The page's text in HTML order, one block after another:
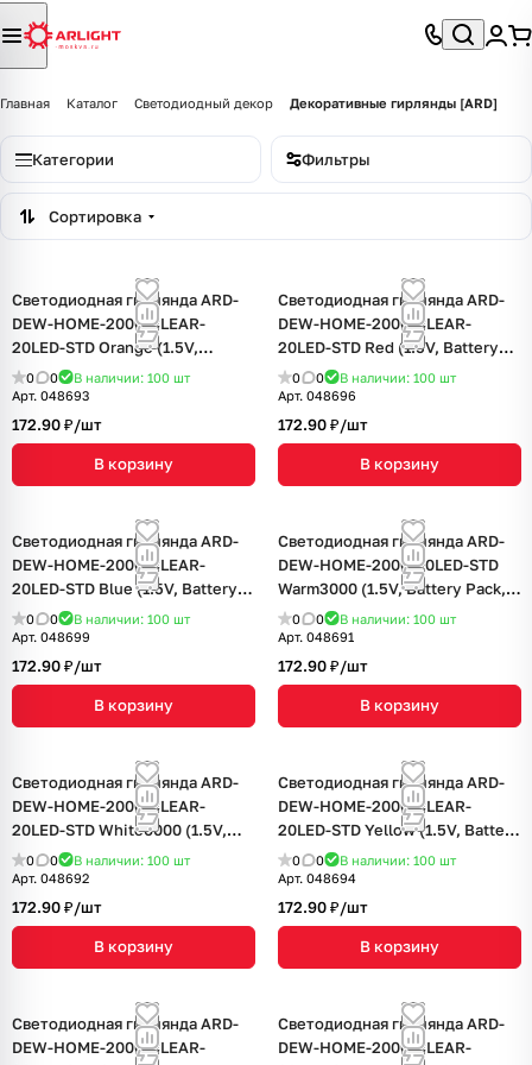
Главная Каталог Светодиодный декор Декоративные гирлянды [ARD]
Категории Фильтры
Сортировка
Светодиодная гирлянда ARD-
DEW-HOME-2000-CLEAR-
20LED-STD Orange (1.5V,
Battery Pack, Cork) (Ardecoled,
IP20)
0 0 В наличии: 100 шт
Арт. 048693
172.90 ₽/шт
В корзину
Светодиодная гирлянда ARD-
DEW-HOME-2000-CLEAR-
20LED-STD Red (1.5V, Battery
Pack, Cork) (Ardecoled, IP20)
0 0 В наличии: 100 шт
Арт. 048696
172.90 ₽/шт
В корзину
Светодиодная гирлянда ARD-
DEW-HOME-2000-CLEAR-
20LED-STD Blue (1.5V, Battery
Pack, Cork) (Ardecoled, IP20)
0 0 В наличии: 100 шт
Арт. 048699
172.90 ₽/шт
В корзину
Светодиодная гирлянда ARD-
DEW-HOME-2000-20LED-STD
Warm3000 (1.5V, Battery Pack,
Cork) (Ardecoled, IP20)
0 0 В наличии: 100 шт
Арт. 048691
172.90 ₽/шт
В корзину
Светодиодная гирлянда ARD-
DEW-HOME-2000-CLEAR-
20LED-STD White6000 (1.5V,
Battery Pack, Cork) (Ardecoled,
IP20)
0 0 В наличии: 100 шт
Арт. 048692
172.90 ₽/шт
В корзину
Светодиодная гирлянда ARD-
DEW-HOME-2000-CLEAR-
20LED-STD Yellow (1.5V, Battery
Pack, Cork) (Ardecoled, IP20)
0 0 В наличии: 100 шт
Арт. 048694
172.90 ₽/шт
В корзину
Светодиодная гирлянда ARD-
DEW-HOME-2000-CLEAR-
Светодиодная гирлянда ARD-
DEW-HOME-2000-CLEAR-